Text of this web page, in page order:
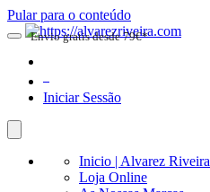
Pular para o conteúdo
Iniciar Sessão
Inicio | Alvarez Riveira
Loja Online
Envio gratis desde 79€*